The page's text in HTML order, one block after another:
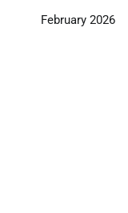
February 2026